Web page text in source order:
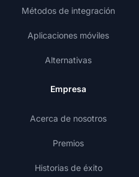
Métodos de integración
Aplicaciones móviles
Alternativas
Empresa
Acerca de nosotros
Premios
Historias de éxito